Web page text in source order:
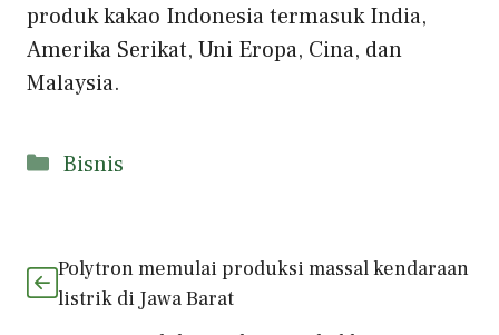
produk kakao Indonesia termasuk India,
Amerika Serikat, Uni Eropa, Cina, dan
Malaysia.
Kategori
Bisnis
Polytron memulai produksi massal kendaraan
listrik di Jawa Barat